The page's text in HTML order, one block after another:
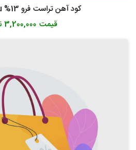
کود آهن تراست فرو 13% EDTA | Tru
قیمت 3,200,000 تومان